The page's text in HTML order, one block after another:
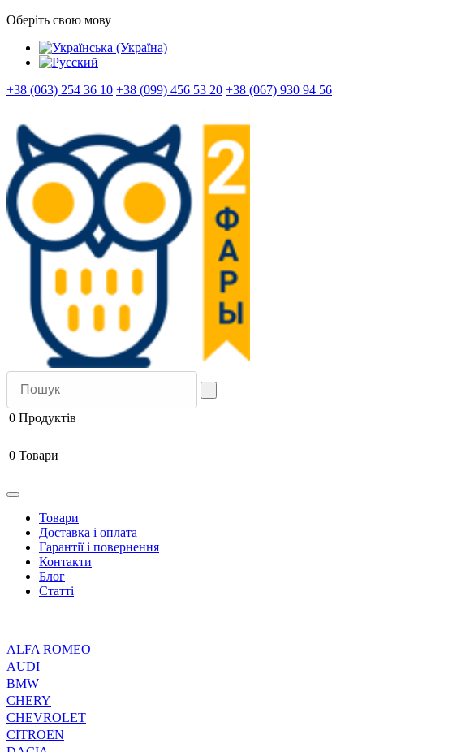
Оберіть свою мову
+38 (063) 254 36 10 +38 (099) 456 53 20 +38 (067) 930 94 56
0 Продуктів
0 Товари
Товари
Доставка і оплата
Гарантії і повернення
Контакти
Блог
Статті
ALFA ROMEO
AUDI
BMW
CHERY
CHEVROLET
CITROEN